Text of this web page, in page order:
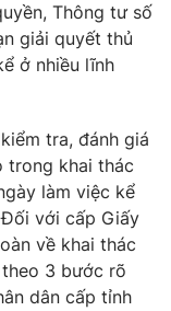
Thông tư số
giải quyết thủ
ở nhiều lĩnh
tra, đánh giá
trong khai thác
làm việc kể
với cấp Giấy
về khai thác
3 bước rõ
dân cấp tỉnh